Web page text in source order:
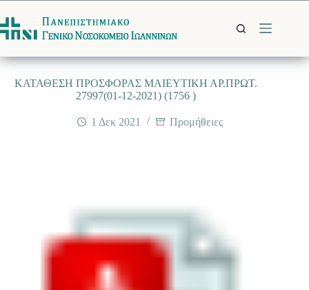
στο
περιεχόμενο
ΚΑΤΑΘΕΣΗ ΠΡΟΣΦΟΡΑΣ ΜΑΙΕΥΤΙΚΗ ΑΡ.ΠΡΩΤ.
27997(01-12-2021) (1756 )
1 Δεκ 2021 Προμήθειες